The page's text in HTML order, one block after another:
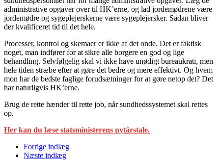
administrative opgaver over til HK’erne, og lad jordemødrene være
jordemødre og sygeplejerskerne være sygeplejersker. Sådan bliver
der kvalificeret tid til det hele.
Processer, kontrol og skemaer er ikke af det onde. Det er faktisk
noget, man indfører for at sikre alle borgere en god og lige
behandling. Selvfølgelig skal vi ikke have unødigt bureaukrati, men
hele tiden stræbe efter at gøre det bedre og mere effektivt. Og hvem
mon har de bedste faglige forudsætninger for at gøre netop det? Det
har naturligvis HK’erne.
Brug de rette hænder til rette job, når sundhedssystemet skal rettes
op.
Her kan du læse statsministerens nytårstale.
Forrige indlæg
Næste indlæg